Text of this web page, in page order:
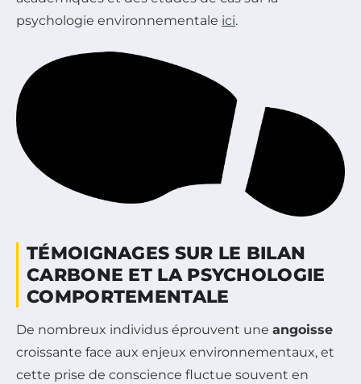
psychologie environnementale ici.
TÉMOIGNAGES SUR LE BILAN
CARBONE ET LA PSYCHOLOGIE
COMPORTEMENTALE
De nombreux individus éprouvent une angoisse
croissante face aux enjeux environnementaux, et
cette prise de conscience fluctue souvent en